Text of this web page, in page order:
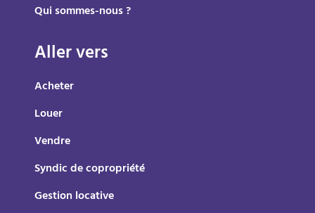
Qui sommes-nous ?
Aller vers
Acheter
Louer
Vendre
Syndic de copropriété
Gestion locative